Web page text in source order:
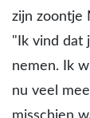
zijn zoontje
"Ik vind dat
nemen. Ik
nu veel
misschien